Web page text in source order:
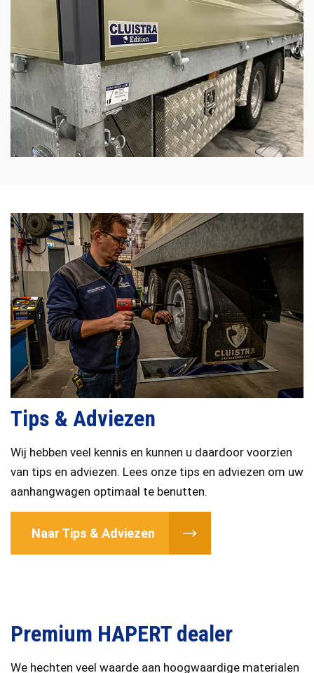
Tips & Adviezen
Wij hebben veel kennis en kunnen u daardoor voorzien
van tips en adviezen. Lees onze tips en adviezen om uw
aanhangwagen optimaal te benutten.
Naar Tips & Adviezen
Premium HAPERT dealer
We hechten veel waarde aan hoogwaardige materialen